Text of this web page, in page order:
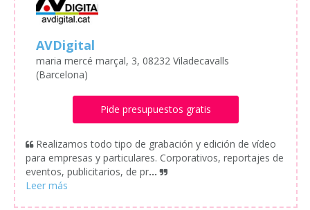
AVDigital
maria mercé marçal, 3, 08232 Viladecavalls
(Barcelona)
Pide presupuestos gratis
Realizamos todo tipo de grabación y edición de vídeo
para empresas y particulares. Corporativos, reportajes de
eventos, publicitarios, de pr...